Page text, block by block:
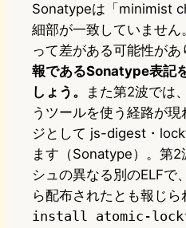
Sonatypeは「minimist
細部が一致していません
って差がある可能性があ
報であるSonatype表記
しょう。
また第2波では
うツールを使う経路が
ジとして js-digest・
ます（Sonatype）。第2
シュの異なる別のELFで
ら配布されたとも報じら
install atomic-